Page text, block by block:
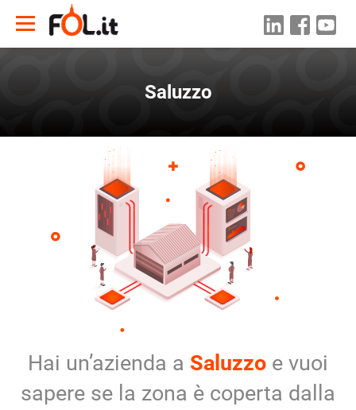
Saluzzo
Hai un’azienda a Saluzzo e vuoi
sapere se la zona è coperta dalla